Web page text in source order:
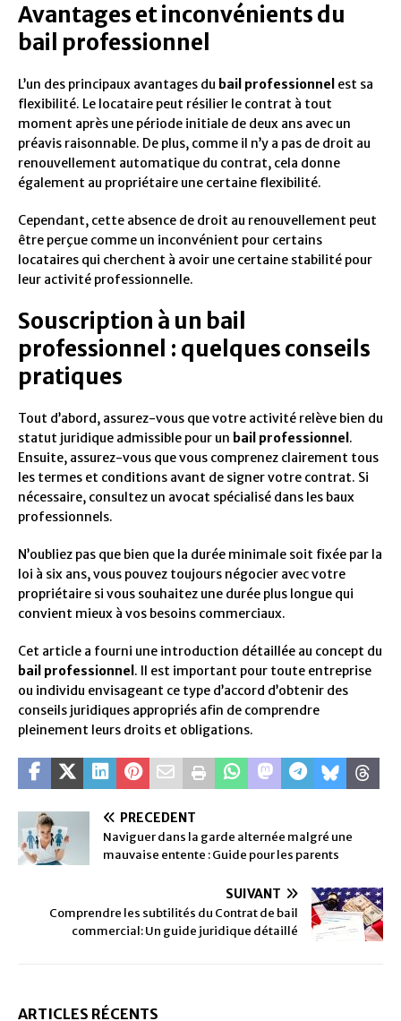
Avantages et inconvénients du
bail professionnel
L’un des principaux avantages du bail professionnel est sa
flexibilité. Le locataire peut résilier le contrat à tout
moment après une période initiale de deux ans avec un
préavis raisonnable. De plus, comme il n’y a pas de droit au
renouvellement automatique du contrat, cela donne
également au propriétaire une certaine flexibilité.
Cependant, cette absence de droit au renouvellement peut
être perçue comme un inconvénient pour certains
locataires qui cherchent à avoir une certaine stabilité pour
leur activité professionnelle.
Souscription à un bail
professionnel : quelques conseils
pratiques
Tout d’abord, assurez-vous que votre activité relève bien du
statut juridique admissible pour un bail professionnel .
Ensuite, assurez-vous que vous comprenez clairement tous
les termes et conditions avant de signer votre contrat. Si
nécessaire, consultez un avocat spécialisé dans les baux
professionnels.
N’oubliez pas que bien que la durée minimale soit fixée par la
loi à six ans, vous pouvez toujours négocier avec votre
propriétaire si vous souhaitez une durée plus longue qui
convient mieux à vos besoins commerciaux.
Cet article a fourni une introduction détaillée au concept du
bail professionnel . Il est important pour toute entreprise
ou individu envisageant ce type d’accord d’obtenir des
conseils juridiques appropriés afin de comprendre
pleinement leurs droits et obligations.
PRÉCÉDENT
Naviguer dans la garde alternée malgré une
mauvaise entente : Guide pour les parents
SUIVANT
Comprendre les subtilités du Contrat de bail
commercial: Un guide juridique détaillé
ARTICLES RÉCENTS